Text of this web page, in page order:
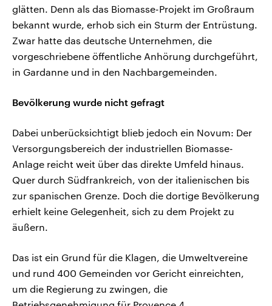
glätten. Denn als das Biomasse-Projekt im Großraum
bekannt wurde, erhob sich ein Sturm der Entrüstung.
Zwar hatte das deutsche Unternehmen, die
vorgeschriebene öffentliche Anhörung durchgeführt,
in Gardanne und in den Nachbargemeinden.
Bevölkerung wurde nicht gefragt
Dabei unberücksichtigt blieb jedoch ein Novum: Der
Versorgungsbereich der industriellen Biomasse-
Anlage reicht weit über das direkte Umfeld hinaus.
Quer durch Südfrankreich, von der italienischen bis
zur spanischen Grenze. Doch die dortige Bevölkerung
erhielt keine Gelegenheit, sich zu dem Projekt zu
äußern.
Das ist ein Grund für die Klagen, die Umweltvereine
und rund 400 Gemeinden vor Gericht einreichten,
um die Regierung zu zwingen, die